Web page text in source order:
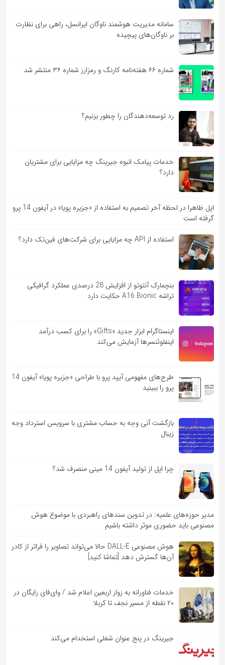
سامانه مدیریت هوشمند ناوگان ایرانسل، راهی برای نظارت
بر ناوگان‌های پیچیده
شماره ۶۶ هفته‌نامه کارنگ و رمزارز شماره ۳۶ منتشر شد
رد توسعه‌دهندگان را چطور بزنیم؟
خدمات پیامک انبوه جیرینگ چه مزایایی برای مشتریان
دارد؟
اپل ظاهرا در لحظه آخر تصمیم به استفاده از «جزیره پویا» در آیفون 14 پرو
گرفته است
استفاده از API چه مزایایی برای شرکت‌های فین‌تک دارد؟
بنچمارک آنتوتو از افزایش 28 درصدی عملکرد گرافیکی
تراشه A16 Bionic حکایت دارد
اینستاگرام ابزار جدید «Gifts» را برای کسب درآمد
اینفلوئنسرها آزمایش می‌کند
طرح‌های مفهومی آیپد پرو با طراحی «جزیره پویا» آیفون 14
پرو را ببینید
بازگشت آنی وجه به حساب مشتری با سرویس استرداد وجه
زیبال
چرا اپل از تولید آیفون 14 مینی منصرف شد؟
مدیر حوزه‌های علمیه: در تدوین سندهای راهبردی با موضوع هوش
مصنوعی باید حضوری موثر داشته باشیم
هوش مصنوعی DALL-E حالا می‌تواند تصاویر را فراتر از کادر
آن‌ها گسترش دهد [تماشا کنید]
خدمات فناورانه به زوار اربعین اعلام شد / وای‌فای رایگان در
۲۰ نقطه از مسیر نجف تا کربلا
جیرینگ در پنج عنوان شغلی استخدام می‌کند